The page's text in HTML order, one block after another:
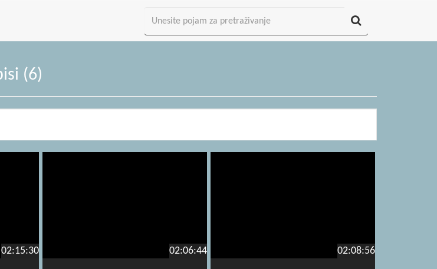
(6)
02:15:30 02:06:44 02:08:56